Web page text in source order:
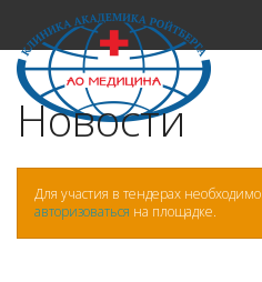
Новости
Для участия в тендерах необходимо
авторизоваться на площадке.